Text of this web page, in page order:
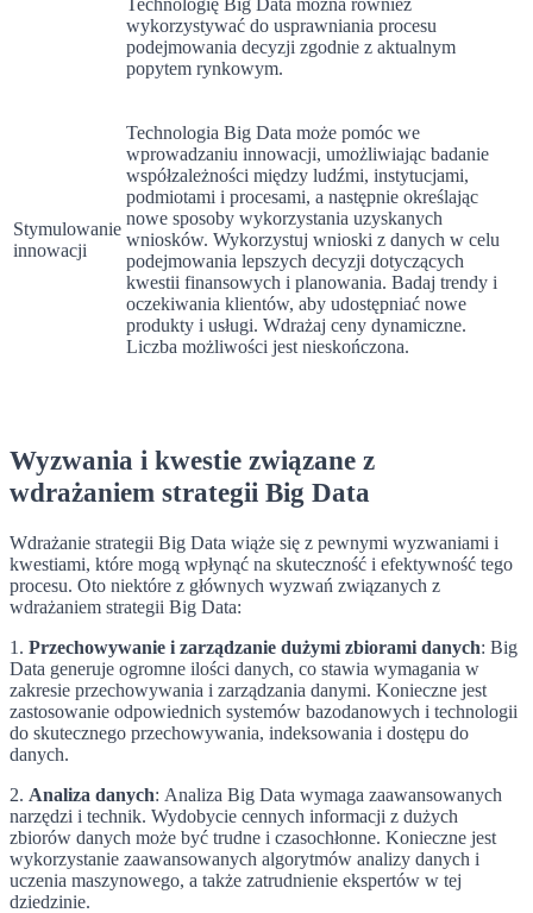
Technologię Big Data można również
wykorzystywać do usprawniania procesu
podejmowania decyzji zgodnie z aktualnym
popytem rynkowym.
Stymulowanie
innowacji
Technologia Big Data może pomóc we
wprowadzaniu innowacji, umożliwiając badanie
współzależności między ludźmi, instytucjami,
podmiotami i procesami, a następnie określając
nowe sposoby wykorzystania uzyskanych
wniosków. Wykorzystuj wnioski z danych w celu
podejmowania lepszych decyzji dotyczących
kwestii finansowych i planowania. Badaj trendy i
oczekiwania klientów, aby udostępniać nowe
produkty i usługi. Wdrażaj ceny dynamiczne.
Liczba możliwości jest nieskończona.
Wyzwania i kwestie związane z
wdrażaniem strategii Big Data
Wdrażanie strategii Big Data wiąże się z pewnymi wyzwaniami i
kwestiami, które mogą wpłynąć na skuteczność i efektywność tego
procesu. Oto niektóre z głównych wyzwań związanych z
wdrażaniem strategii Big Data:
1. Przechowywanie i zarządzanie dużymi zbiorami danych: Big
Data generuje ogromne ilości danych, co stawia wymagania w
zakresie przechowywania i zarządzania danymi. Konieczne jest
zastosowanie odpowiednich systemów bazodanowych i technologii
do skutecznego przechowywania, indeksowania i dostępu do
danych.
2. Analiza danych: Analiza Big Data wymaga zaawansowanych
narzędzi i technik. Wydobycie cennych informacji z dużych
zbiorów danych może być trudne i czasochłonne. Konieczne jest
wykorzystanie zaawansowanych algorytmów analizy danych i
uczenia maszynowego, a także zatrudnienie ekspertów w tej
dziedzinie.